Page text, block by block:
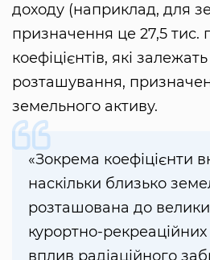
доходу (наприклад, для
призначення це 27,5 тис.
коефіцієнтів, які залежать
розташування,
земельного активу.
«Зокрема коефіцієнти
наскільки близько
розташована до
курортно-рекреаційних
вплив радіаційного